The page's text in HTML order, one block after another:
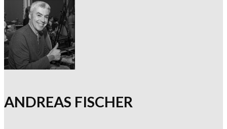
ANDREAS FISCHER